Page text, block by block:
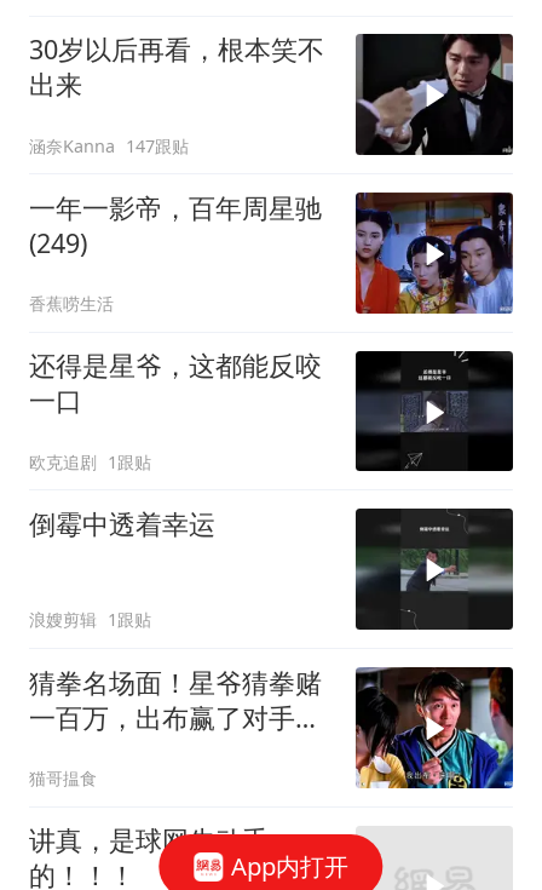
30岁以后再看，根本笑不
出来
涵奈Kanna 147跟贴
一年一影帝，百年周星驰
(249)
香蕉唠生活
还得是星爷，这都能反咬
一口
欧克追剧 1跟贴
倒霉中透着幸运
浪嫂剪辑 1跟贴
猜拳名场面！星爷猜拳赌
一百万，出布赢了对手却
猫哥揾食
讲真，是球网先动手
的！！！
App内打开